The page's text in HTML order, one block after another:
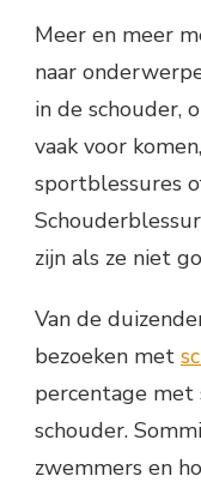
Meer en meer
naar
in de schouder,
vaak voor
sportblessures
zijn als ze niet
Van de
bezoeken met
percentage
schouder.
zwemmers en